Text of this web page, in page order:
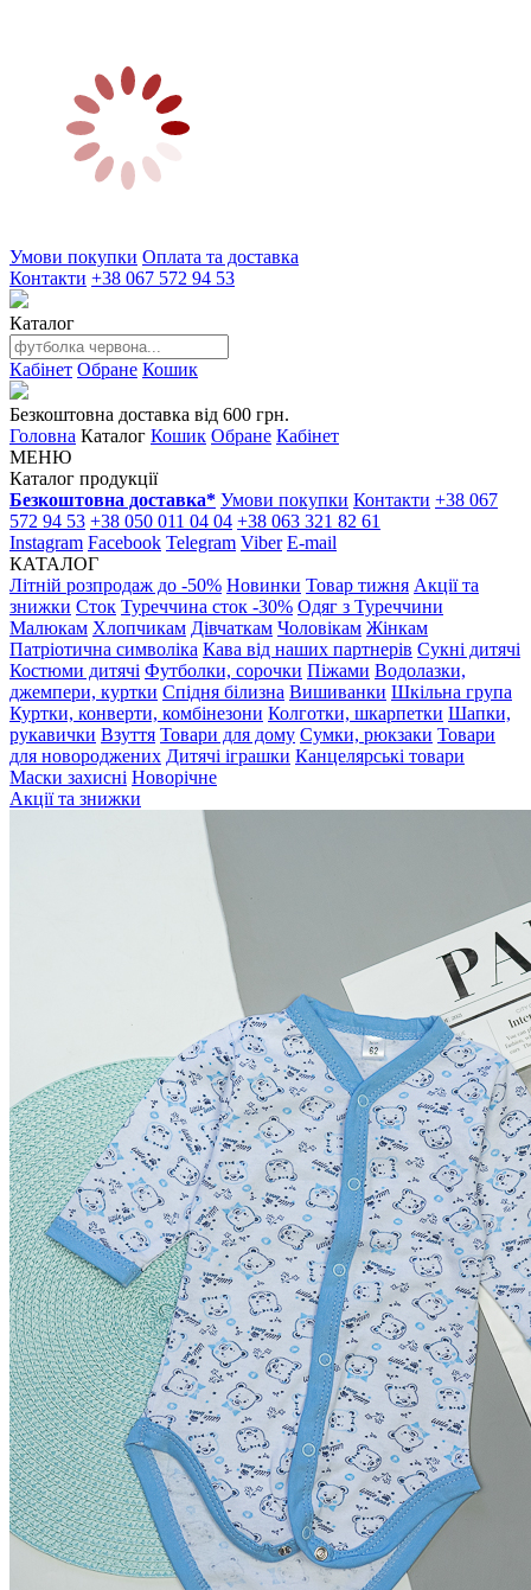
Умови покупки Оплата та доставка
Контакти +38 067 572 94 53
Каталог
Кабінет Обране Кошик
Безкоштовна доставка від 600 грн.
Головна Каталог Кошик Обране Кабінет
МЕНЮ
Каталог продукції
Безкоштовна доставка* Умови покупки Контакти +38 067
572 94 53 +38 050 011 04 04 +38 063 321 82 61
Instagram Facebook Telegram Viber E-mail
КАТАЛОГ
Літній розпродаж до -50% Новинки Товар тижня Акції та
знижки Сток Туреччина сток -30% Одяг з Туреччини
Малюкам Хлопчикам Дівчаткам Чоловікам Жінкам
Патріотична символіка Кава від наших партнерів Сукні дитячі
Костюми дитячі Футболки, сорочки Піжами Водолазки,
джемпери, куртки Спідня білизна Вишиванки Шкільна група
Куртки, конверти, комбінезони Колготки, шкарпетки Шапки,
рукавички Взуття Товари для дому Сумки, рюкзаки Товари
для новороджених Дитячі іграшки Канцелярські товари
Маски захисні Новорічне
Акції та знижки